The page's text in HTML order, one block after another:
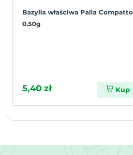
Bazylia właściwa Palla Compatto
0.50g
5,40 zł Kup